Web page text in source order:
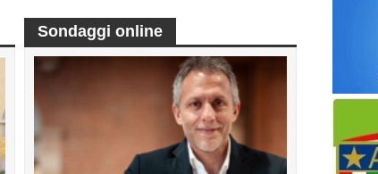
Sondaggi online